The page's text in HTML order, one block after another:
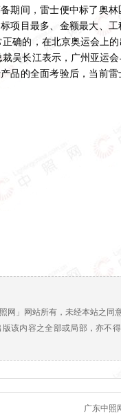
期间，雷士便中标了奥
项目最多、金额最大、
确的，在北京奥运会上
吴长江表示，广州亚运
品的全面考验后，当前
网」网站所有，未经本站之同
该内容之全部或局部，亦不
广东中照